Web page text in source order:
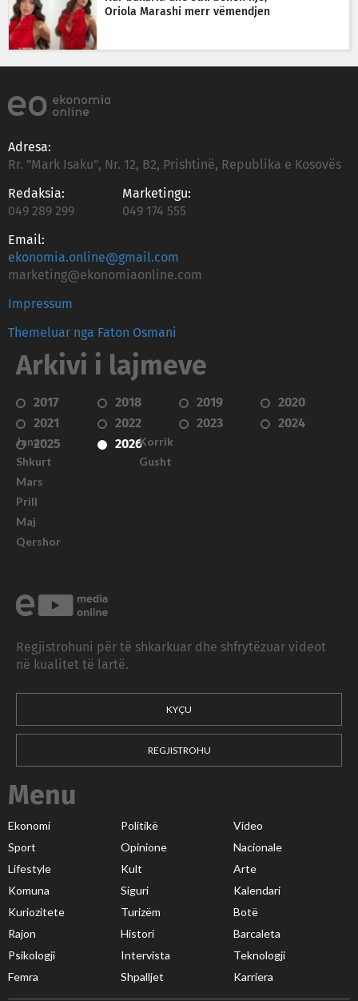
Oriola Marashi merr vëmendjen
Adresa:
Rr. "Mark Isaku", Nr. 12, B2, Prishtinë, Republika e Kosovës
Redaksia:
049 289 299
Marketingu:
049 174 555
Email:
ekonomia.online@gmail.com
marketing@ekonomiaonline.com
Impressum
Themeluar nga Faton Osmani
Arkivi i lajmeve
2017 2018 2019
2020
2021
2022 2023
2024
2025
2026
Janar
Shkurt
Mars
Prill
Maj
Qershor
Korrik
Gusht
Regjistrohuni për të shkarkuar dhe shfrytëzuar videot
në kualitet të lartë.
KYÇU
REGJISTROHU
Menu
Ekonomi Politikë
Video
Sport
Opinione
Nacionale
Lifestyle
Kult
Arte
Komuna
Siguri
Kalendari
Kuriozitete
Turizëm
Botë
Rajon
Histori
Barcaleta
Psikologji
Intervista
Teknologji
Femra
Shpalljet Karriera